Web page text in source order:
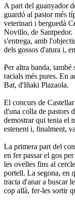
A part del guanyador
guardó al pastor més
veterinari i berguedà
Novillo, de Santpedor.
s'entrega, amb
dels gossos d'atura i,
Per altra banda, també
racials més pures. En
Bat, d'Iñaki Plazaola.
El concurs de
d'una colla de pastors
demostrar qui tenia el
estenent i, finalment,
La primera part del
en fer passar el gos
les ovelles fins al
portell. La segona, en
tracta d'anar a buscar
cop allà, fer-les sortir